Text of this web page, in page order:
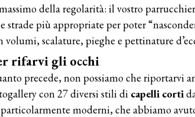
della regolarità: il vostro
strade più appropriate per poter
volumi, scalature, pieghe e pettinature
rifarvi gli occhi
precede, non possiamo che riportarvi
con 27 diversi stili di capelli corti
moderni, che abbiamo